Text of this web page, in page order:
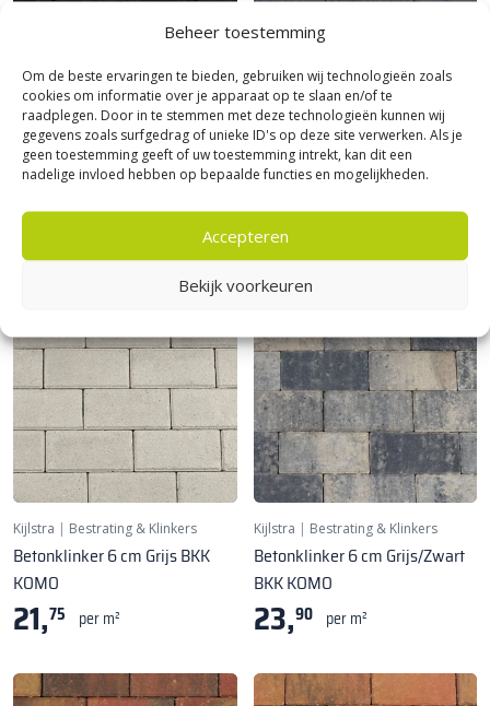
Beheer toestemming
Om de beste ervaringen te bieden, gebruiken wij technologieën zoals
cookies om informatie over je apparaat op te slaan en/of te
raadplegen. Door in te stemmen met deze technologieën kunnen wij
gegevens zoals surfgedrag of unieke ID's op deze site verwerken. Als je
geen toestemming geeft of uw toestemming intrekt, kan dit een
nadelige invloed hebben op bepaalde functies en mogelijkheden.
Accepteren
Bekijk voorkeuren
Kijlstra|Best verkochte Oprit
bestrating
Patio Top Longstone 7 cm Black
33,
Kijlstra|Best verkochte Oprit
bestrating
Betonklinker 6 cm Antraciet
23,
Kijlstra | Bestrating & Klinkers
Betonklinker 6 cm Grijs BKK
KOMO
21,75 per m²
Kijlstra | Bestrating & Klinkers
Betonklinker 6 cm Grijs/Zwart
BKK KOMO
23,90 per m²